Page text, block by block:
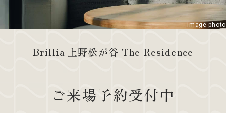
image photo
Brillia 上野松が谷 The Residence
ご来場予約受付中